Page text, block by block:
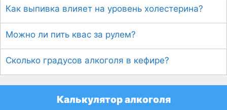
Как выпивка влияет на уровень холестерина?
Можно ли пить квас за рулем?
Сколько градусов алкоголя в кефире?
Калькулятор алкоголя